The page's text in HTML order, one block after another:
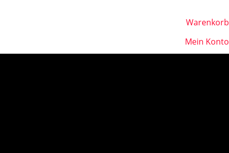
Warenkorb
Mein Konto